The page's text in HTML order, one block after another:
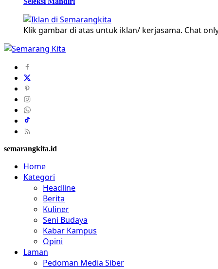
Klik gambar di atas untuk iklan/ kerjasama. Chat
semarangkita.id
Home
Kategori
Headline
Berita
Kuliner
Seni Budaya
Kabar Kampus
Opini
Laman
Pedoman Media Siber